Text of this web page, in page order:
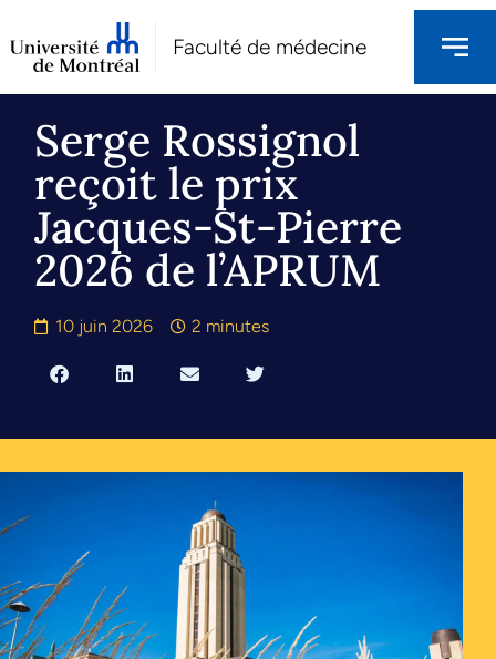
Faculté de médecine
Serge Rossignol
reçoit le prix
Jacques-St-Pierre
2026 de l’APRUM
10 juin 2026 2 minutes